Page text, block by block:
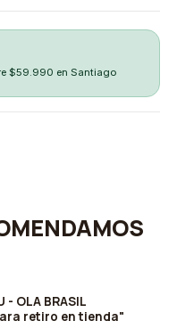
$59.990 en Santiago
- OLA BRASIL
retiro en tienda"